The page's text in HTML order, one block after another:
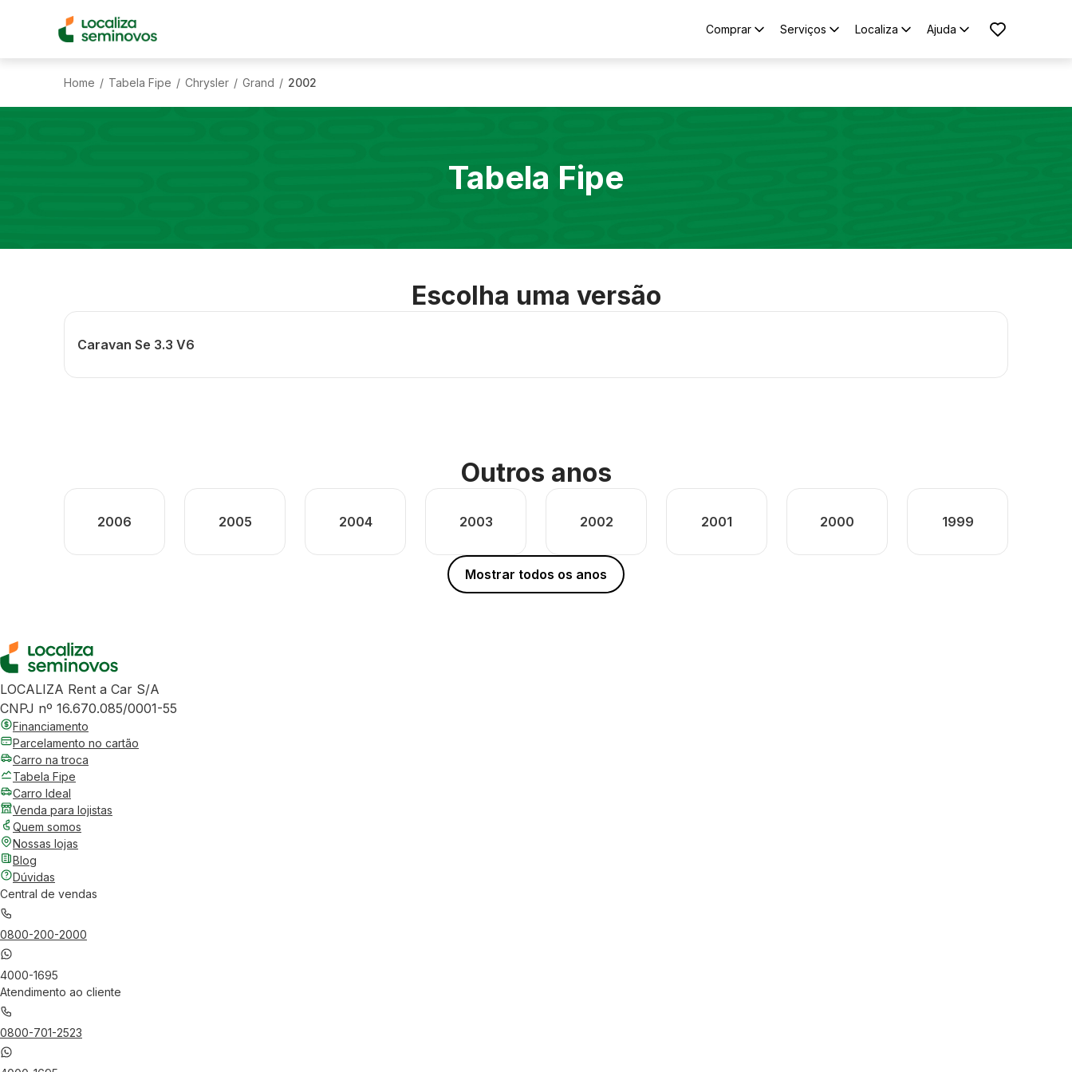
Comprar Serviços Localiza Ajuda
Home / Tabela Fipe / Chrysler / Grand / 2002
Tabela Fipe
Escolha uma versão
Caravan Se 3.3 V6
Outros anos
2006 2005 2004 2003 2002 2001 2000 1999
Mostrar todos os anos
LOCALIZA Rent a Car S/A
CNPJ nº 16.670.085/0001-55
Financiamento
Parcelamento no cartão
Carro na troca
Tabela Fipe
Carro Ideal
Venda para lojistas
Quem somos
Nossas lojas
Blog
Dúvidas
Central de vendas
0800-200-2000
4000-1695
Atendimento ao cliente
0800-701-2523